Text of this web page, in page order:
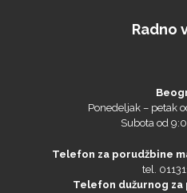
Radno
Ponedeljak – petak
Subota od
Telefon za porudžbine
tel.
Telefon dužurnog